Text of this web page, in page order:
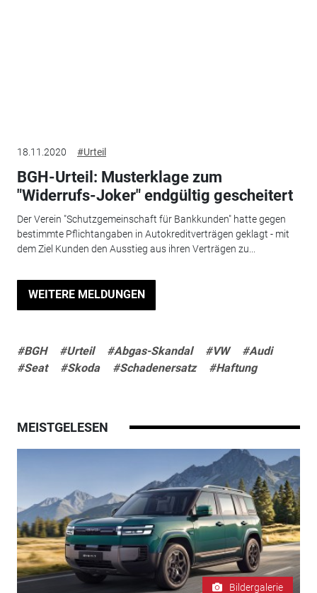
18.11.2020 #Urteil
BGH-Urteil: Musterklage zum
"Widerrufs-Joker" endgültig gescheitert
Der Verein "Schutzgemeinschaft für Bankkunden" hatte gegen
bestimmte Pflichtangaben in Autokreditverträgen geklagt - mit
dem Ziel Kunden den Ausstieg aus ihren Verträgen zu...
WEITERE MELDUNGEN
#BGH #Urteil #Abgas-Skandal #VW
#Audi
#Seat
#Skoda #Schadenersatz #Haftung
MEISTGELESEN
Bildergalerie